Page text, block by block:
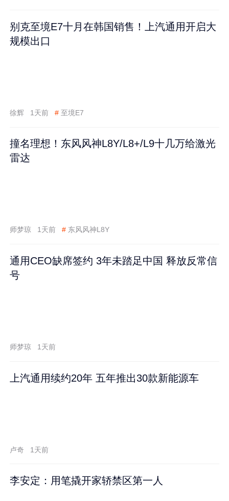
别克至境E7十月在韩国销售！上汽通用开启大
规模出口
徐辉 1天前 # 至境E7
撞名理想！东风风神L8Y/L8+/L9十几万给激光
雷达
师梦琼 1天前 # 东风风神L8Y
通用CEO缺席签约 3年未踏足中国 释放反常信
号
师梦琼 1天前
上汽通用续约20年 五年推出30款新能源车
卢奇 1天前
李安定：用笔撬开家轿禁区第一人